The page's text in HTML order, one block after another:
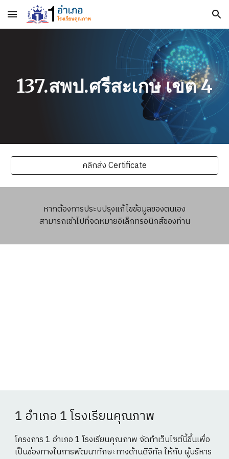
Skip to main content Skip to navigation
137.สพป.ศรีสะเกษ เขต 4
คลิกส่ง Certificate
หากต้องการประบปรุงแก้ไขข้อมูลของตนเอง
สามารถเข้าไปที่จดหมายอิเล็กทรอนิกส์ของท่าน
1 อำเภอ 1 โรงเรียนคุณภาพ
โครงการ 1 อำเภอ 1 โรงเรียนคุณภาพ จัดทำเว็บไซต์นี้ขึ้นเพื่อ
เป็นช่องทางในการพัฒนาทักษะทางด้านดิจิทัล ให้กับ ผู้บริหาร